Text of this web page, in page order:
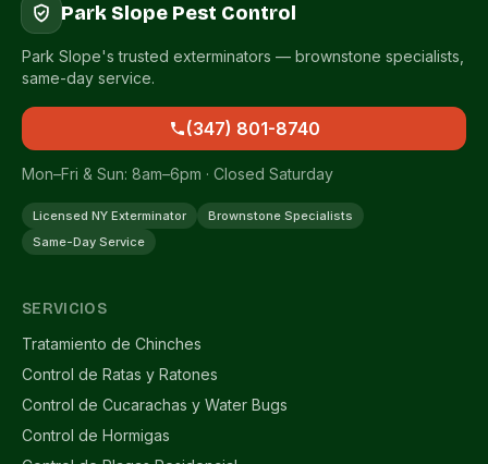
Park Slope Pest Control
Park Slope's trusted exterminators — brownstone specialists,
same-day service.
(347) 801-8740
Mon–Fri & Sun: 8am–6pm · Closed Saturday
Licensed NY Exterminator
Brownstone Specialists
Same-Day Service
SERVICIOS
Tratamiento de Chinches
Control de Ratas y Ratones
Control de Cucarachas y Water Bugs
Control de Hormigas